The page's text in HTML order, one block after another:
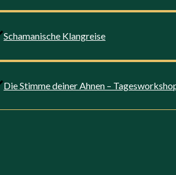
Schamanische Klangreise
Die Stimme deiner Ahnen –